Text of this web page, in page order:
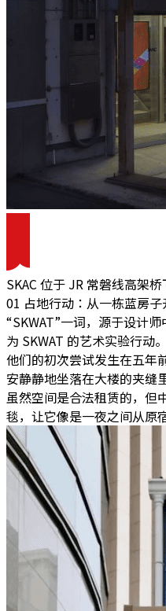
SKAC 位于 JR 常磐线高架
01 占地行动：从一栋蓝房子
“SKWAT”一词，源于设计
为 SKWAT 的艺术实验行动。
他们的初次尝试发生在五年
安静静地坐落在大楼的夹缝
虽然空间是合法租赁的，但
毯，让它像是一夜之间从原